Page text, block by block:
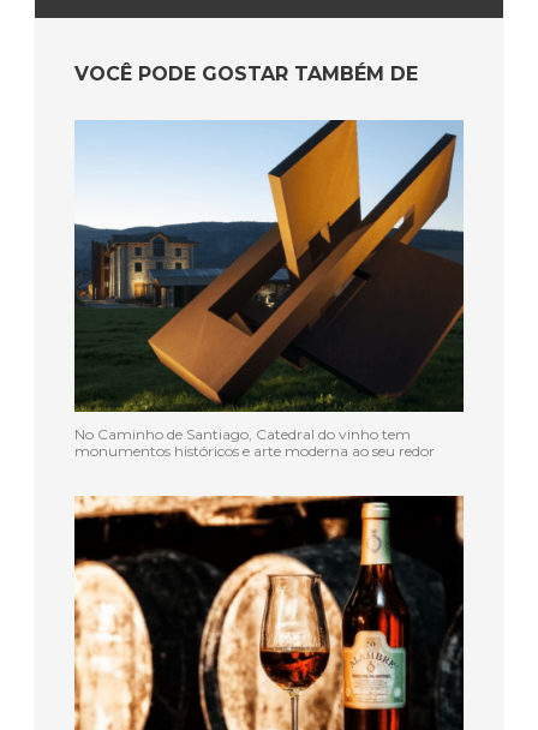
VOCÊ PODE GOSTAR TAMBÉM DE
No Caminho de Santiago, Catedral do vinho tem
monumentos históricos e arte moderna ao seu redor